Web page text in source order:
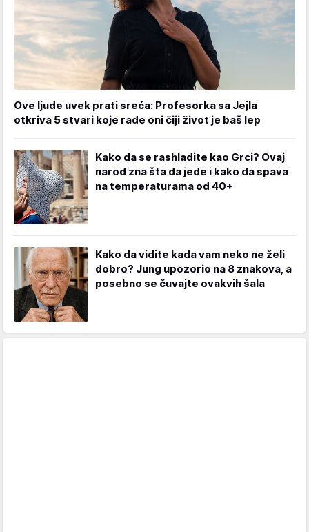
Ove ljude uvek prati sreća: Profesorka sa Jejla
otkriva 5 stvari koje rade oni čiji život je baš lep
Kako da se rashladite kao Grci? Ovaj
narod zna šta da jede i kako da spava
na temperaturama od 40+
Kako da vidite kada vam neko ne želi
dobro? Jung upozorio na 8 znakova, a
posebno se čuvajte ovakvih šala